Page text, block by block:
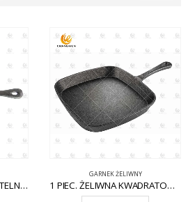
1 FAKTURA. OKRĄGŁA PATELNIA ŻELIWNA Z POMOCNIKIEM CW-CI004
GARNEK ŻELIWNY
1 PIEC. ŻELIWNA KWADRATOWA PATELNIA NA KOMARY CW-CI012